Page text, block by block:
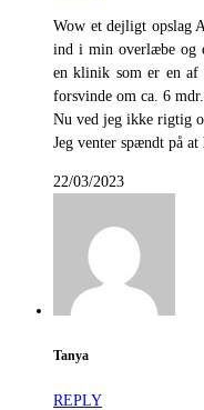
Wow et dejligt opslag
ind i min overlæbe og
en klinik som er en
forsvinde om ca. 6
Nu ved jeg ikke rigtig
Jeg venter spændt på at
22/03/2023
Tanya
REPLY